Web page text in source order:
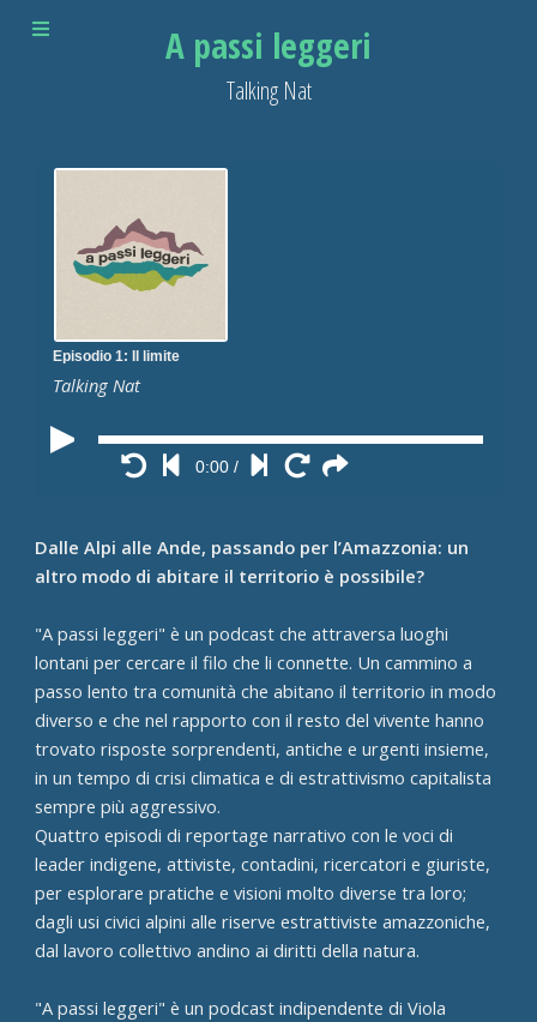
A passi leggeri
Talking Nat
Episodio 1: Il limite
Talking Nat
0:00 /
Dalle Alpi alle Ande, passando per l’Amazzonia: un
altro modo di abitare il territorio è possibile?
"A passi leggeri" è un podcast che attraversa luoghi
lontani per cercare il filo che li connette. Un cammino a
passo lento tra comunità che abitano il territorio in modo
diverso e che nel rapporto con il resto del vivente hanno
trovato risposte sorprendenti, antiche e urgenti insieme,
in un tempo di crisi climatica e di estrattivismo capitalista
sempre più aggressivo.
Quattro episodi di reportage narrativo con le voci di
leader indigene, attiviste, contadini, ricercatori e giuriste,
per esplorare pratiche e visioni molto diverse tra loro;
dagli usi civici alpini alle riserve estrattiviste amazzoniche,
dal lavoro collettivo andino ai diritti della natura.
"A passi leggeri" è un podcast indipendente di Viola